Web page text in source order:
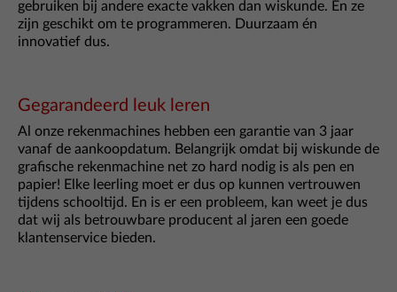
gebruiken bij andere exacte vakken dan wiskunde. En ze
zijn geschikt om te programmeren. Duurzaam én
innovatief dus.
Gegarandeerd leuk leren
Al onze rekenmachines hebben een garantie van 3 jaar
vanaf de aankoopdatum. Belangrijk omdat bij wiskunde de
grafische rekenmachine net zo hard nodig is als pen en
papier! Elke leerling moet er dus op kunnen vertrouwen
tijdens schooltijd. En is er een probleem, kan weet je dus
dat wij als betrouwbare producent al jaren een goede
klantenservice bieden.